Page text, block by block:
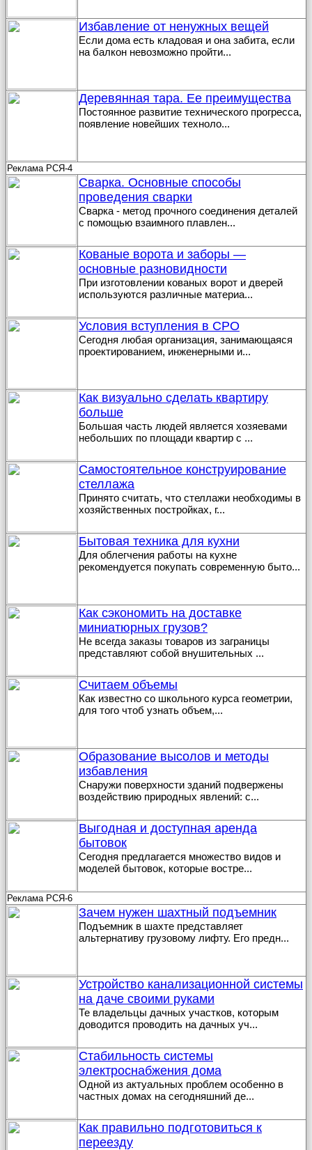
Избавление от ненужных вещей
Если дома есть кладовая и она забита, если
на балкон невозможно пройти...
Деревянная тара. Ее преимущества
Постоянное развитие технического прогресса,
появление новейших техноло...
Реклама РСЯ-4
Сварка. Основные способы
проведения сварки
Сварка - метод прочного соединения деталей
с помощью взаимного плавлен...
Кованые ворота и заборы —
основные разновидности
При изготовлении кованых ворот и дверей
используются различные материа...
Условия вступления в СРО
Сегодня любая организация, занимающаяся
проектированием, инженерными и...
Как визуально сделать квартиру
больше
Большая часть людей является хозяевами
небольших по площади квартир с ...
Самостоятельное конструирование
стеллажа
Принято считать, что стеллажи необходимы в
хозяйственных постройках, г...
Бытовая техника для кухни
Для облегчения работы на кухне
рекомендуется покупать современную быто...
Как сэкономить на доставке
миниатюрных грузов?
Не всегда заказы товаров из заграницы
представляют собой внушительных ...
Считаем объемы
Как известно со школьного курса геометрии,
для того чтоб узнать объем,...
Образование высолов и методы
избавления
Снаружи поверхности зданий подвержены
воздействию природных явлений: с...
Выгодная и доступная аренда
бытовок
Сегодня предлагается множество видов и
моделей бытовок, которые востре...
Реклама РСЯ-6
Зачем нужен шахтный подъемник
Подъемник в шахте представляет
альтернативу грузовому лифту. Его предн...
Устройство канализационной системы
на даче своими руками
Те владельцы дачных участков, которым
доводится проводить на дачных уч...
Стабильность системы
электроснабжения дома
Одной из актуальных проблем особенно в
частных домах на сегодняшний де...
Как правильно подготовиться к
переезду